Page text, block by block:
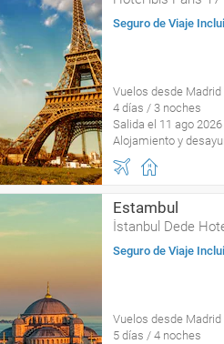
Seguro de Viaje
Vuelos desde Madrid
4 días / 3 noches
Salida el 11 ago 2026
Alojamiento y
Estambul
İstanbul Dede
Seguro de Viaje
Vuelos desde Madrid
5 días / 4 noches